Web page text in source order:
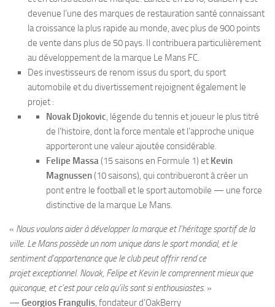
devenue l’une des marques de restauration santé connaissant
la croissance la plus rapide au monde, avec plus de 900 points
de vente dans plus de 50 pays. Il contribuera particulièrement
au développement de la marque Le Mans FC.
Des investisseurs de renom issus du sport, du sport
automobile et du divertissement rejoignent également le
projet :
Novak Djokovic, légende du tennis et joueur le plus titré
de l’histoire, dont la force mentale et l’approche unique
apporteront une valeur ajoutée considérable.
Felipe Massa(15 saisons en Formule 1) et Kevin
Magnussen(10 saisons), qui contribueront à créer un
pont entre le football et le sport automobile — une force
distinctive de la marque Le Mans.
« Nous voulons aider à développer la marque et l’héritage sportif de la
ville. Le Mans possède un nom unique dans le sport mondial, et le
sentiment d’appartenance que le club peut offrir rend ce
projetexceptionnel. Novak, Felipe et Kevin le comprennent mieux que
quiconque, et c’est pour cela qu’ils sont si enthousiastes. »
— Georgios Frangulis, fondateur d’OakBerry